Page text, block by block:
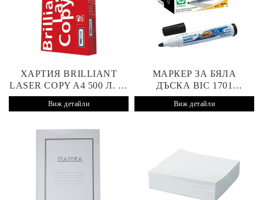
ХАРТИЯ BRILLIANT
LASER COPY A4 500 Л. 75
G/M2
Виж детайли
МАРКЕР ЗА БЯЛА
ДЪСКА BIC 1701
VELLEDA ОБЪЛ ВРЪХ 1.5
MM ЧЕРЕН
Виж детайли